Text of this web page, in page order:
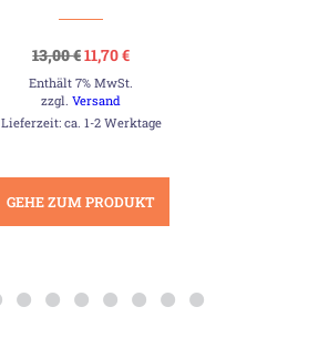
13,00€Ursprünglicher
Preis
war:
13,00 €
11,70€Aktueller
ist:
Enthält 7% MwSt.
zzgl.Versand
Lieferzeit: ca. 1-2 Werktage
GEHE ZUM PRODUKT